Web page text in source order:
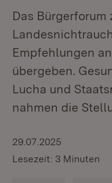
Das Bürgerforum
Empfehlungen
übergeben.
Lucha und
nahmen die
29.07.2025
Lesezeit: 3 Minuten